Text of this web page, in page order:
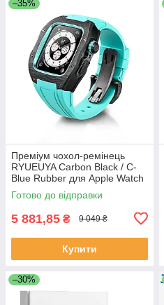
–35%
Преміум чохол-ремінець
RYUEUYA Carbon Black / C-
Blue Rubber для Apple Watch
44mm/45mm, карбоновий
корпус для Епл Вотч
Готово до відправки
5 881,85 ₴ 9 049 ₴
Купити
–30%